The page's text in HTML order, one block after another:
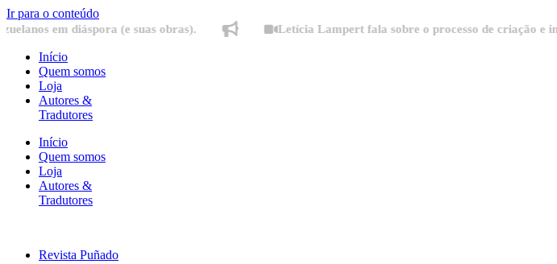
Ir para o conteúdo
em diáspora (e suas obras). Letícia Lampert fala sobre o processo de criação e
Início
Quem somos
Loja
Autores &
Tradutores
Início
Quem somos
Loja
Autores &
Tradutores
Revista Puñado